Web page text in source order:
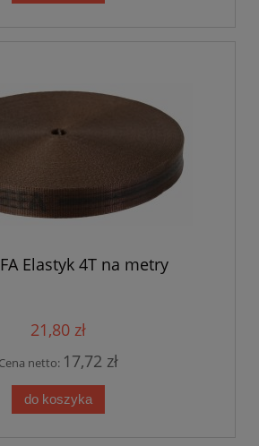
Elastyk 4T na metry
21,80 zł
Cena netto: 17,72 zł
do koszyka